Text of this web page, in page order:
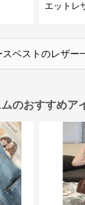
エットレ
ベストのレザー
のおすすめア